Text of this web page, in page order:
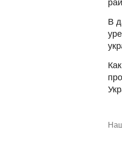
В